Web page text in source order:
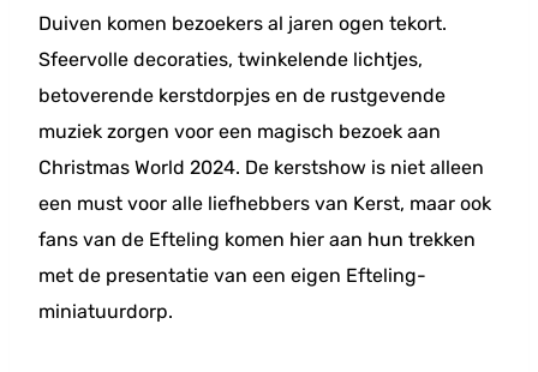
Duiven komen bezoekers al jaren ogen tekort.
Sfeervolle decoraties, twinkelende lichtjes,
betoverende kerstdorpjes en de rustgevende
muziek zorgen voor een magisch bezoek aan
Christmas World 2024. De kerstshow is niet alleen
een must voor alle liefhebbers van Kerst, maar ook
fans van de Efteling komen hier aan hun trekken
met de presentatie van een eigen Efteling-
miniatuurdorp.